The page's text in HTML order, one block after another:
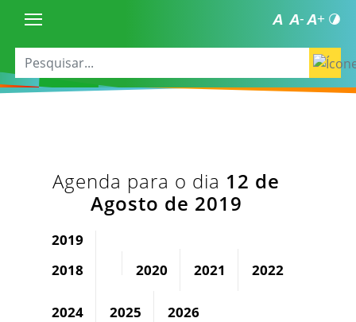
Agenda para o dia 12 de
Agosto de 2019
2019
2018
2020 2021 2022
2024 2025 2026